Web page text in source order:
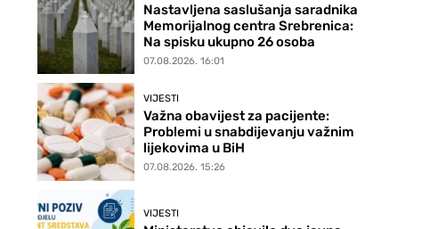
Nastavljena saslušanja saradnika
Memorijalnog centra Srebrenica:
Na spisku ukupno 26 osoba
07.08.2026. 16:01
VIJESTI
Važna obavijest za pacijente:
Problemi u snabdijevanju važnim
lijekovima u BiH
07.08.2026. 15:26
VIJESTI